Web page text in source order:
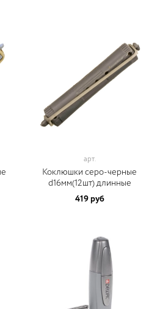
арт.
Коклюшки серо-черные
d16мм(12шт) длинные
419 руб